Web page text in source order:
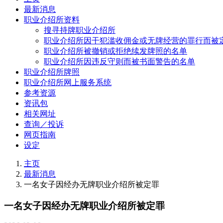
最新消息
职业介绍所资料
搜寻持牌职业介绍所
职业介绍所因干犯滥收佣金或无牌经营的罪行而被
职业介绍所被撤销或拒绝续发牌照的名单
职业介绍所因违反守则而被书面警告的名单
职业介绍所牌照
职业介绍所网上服务系统
参考资源
资讯包
相关网址
查询／投诉
网页指南
设定
主页
最新消息
一名女子因经办无牌职业介绍所被定罪
一名女子因经办无牌职业介绍所被定罪